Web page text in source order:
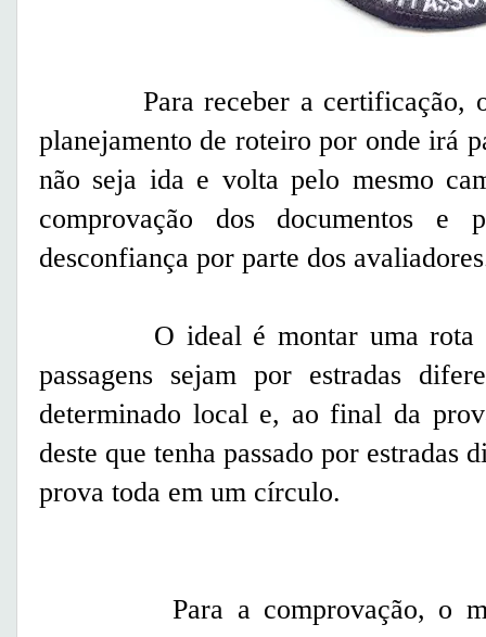
Para receber a certificação, o
planejamento de roteiro por onde irá
não seja ida e volta pelo mesmo
comprovação dos documentos
desconfiança por parte dos
O ideal é montar uma rota
passagens sejam por estradas
determinado local e, ao final da
deste que tenha passado por estradas
prova toda em um círculo.
Para a comprovação, o